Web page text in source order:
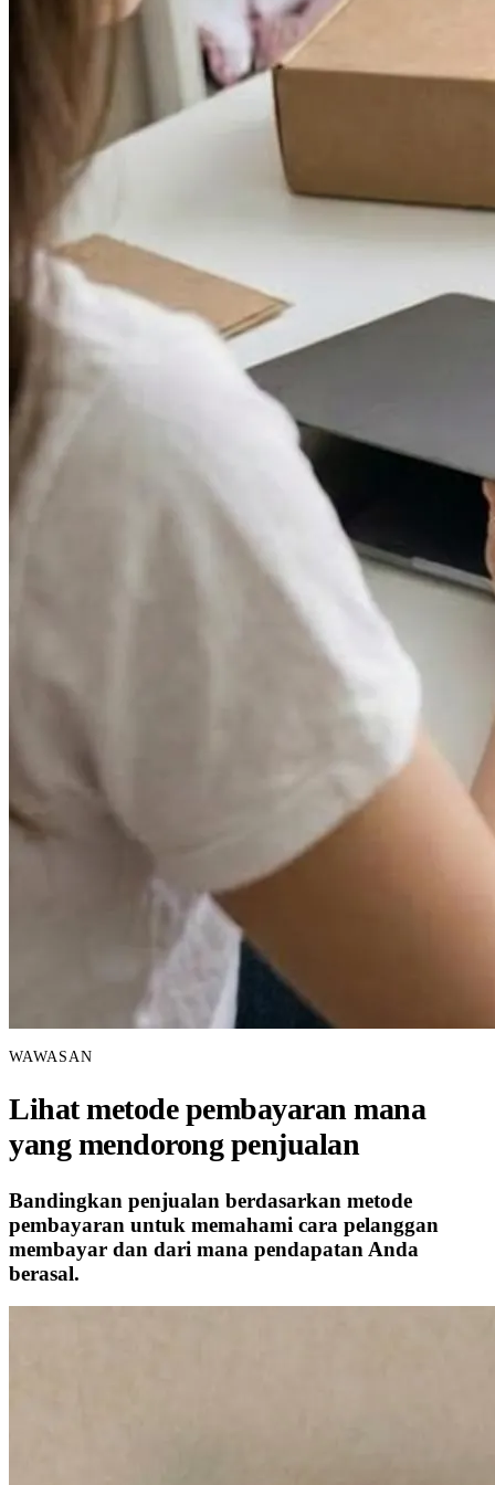
WAWASAN
Lihat metode pembayaran mana
yang mendorong penjualan
Bandingkan penjualan berdasarkan metode
pembayaran untuk memahami cara pelanggan
membayar dan dari mana pendapatan Anda
berasal.